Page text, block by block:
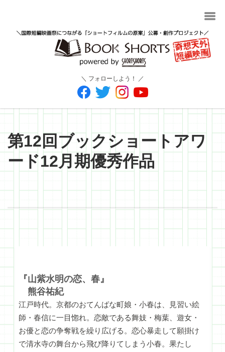
＼ フォローしよう！ ／
第12回ブックショートアワ
ード12月期優秀作品
『山紫水明の恋、春』
熊谷祐紀
江戸時代。京都のおてんばな町娘・小春は、見習い絵
師・春信に一目惚れ。恋敵である舞妓・梅葉、遊女・
お優と恋の争奪戦を繰り広げる。恋心暴走して願掛け
で清水寺の舞台から飛び降りてしまう小春。果たし